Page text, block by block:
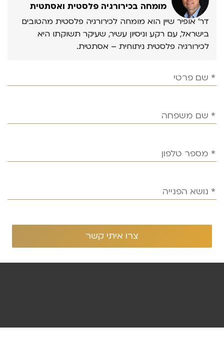
מומחה בכירורגיה פלסטית ואסתטית
דר’ אופיר שיין הוא מומחה לכירורגיה פלסטית מהטובים
בישראל, עם רקע וניסיון עשיר, שעיקר תשוקתו היא
לכירורגיה פלסטית ניתוחית – אסתטית.